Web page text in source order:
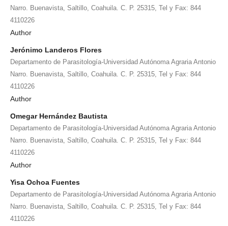
Narro. Buenavista, Saltillo, Coahuila. C. P. 25315, Tel y Fax: 844
4110226
Author
Jerónimo Landeros Flores
Departamento de Parasitología-Universidad Autónoma Agraria Antonio
Narro. Buenavista, Saltillo, Coahuila. C. P. 25315, Tel y Fax: 844
4110226
Author
Omegar Hernández Bautista
Departamento de Parasitología-Universidad Autónoma Agraria Antonio
Narro. Buenavista, Saltillo, Coahuila. C. P. 25315, Tel y Fax: 844
4110226
Author
Yisa Ochoa Fuentes
Departamento de Parasitología-Universidad Autónoma Agraria Antonio
Narro. Buenavista, Saltillo, Coahuila. C. P. 25315, Tel y Fax: 844
4110226